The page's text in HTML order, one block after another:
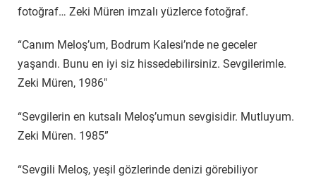
fotoğraf… Zeki Müren imzalı yüzlerce fotoğraf.
“Canım Meloş’um, Bodrum Kalesi’nde ne geceler
yaşandı. Bunu en iyi siz hissedebilirsiniz. Sevgilerimle.
Zeki Müren, 1986″
“Sevgilerin en kutsalı Meloş’umun sevgisidir. Mutluyum.
Zeki Müren. 1985”
“Sevgili Meloş, yeşil gözlerinde denizi görebiliyor